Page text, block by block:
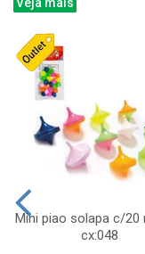
Mini piao solapa c/20
cx:048